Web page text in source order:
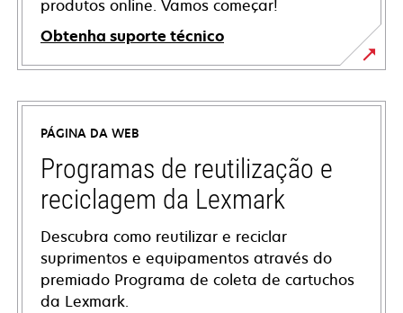
produtos online. Vamos começar!
Obtenha suporte técnico
abre
em
nova
guia
PÁGINA DA WEB
Programas de reutilização e
reciclagem da Lexmark
Descubra como reutilizar e reciclar
suprimentos e equipamentos através do
premiado Programa de coleta de cartuchos
da Lexmark.